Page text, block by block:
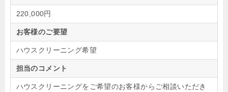
220,000円
お客様のご要望
ハウスクリーニング希望
担当のコメント
ハウスクリーニングをご希望のお客様からご相談いただき